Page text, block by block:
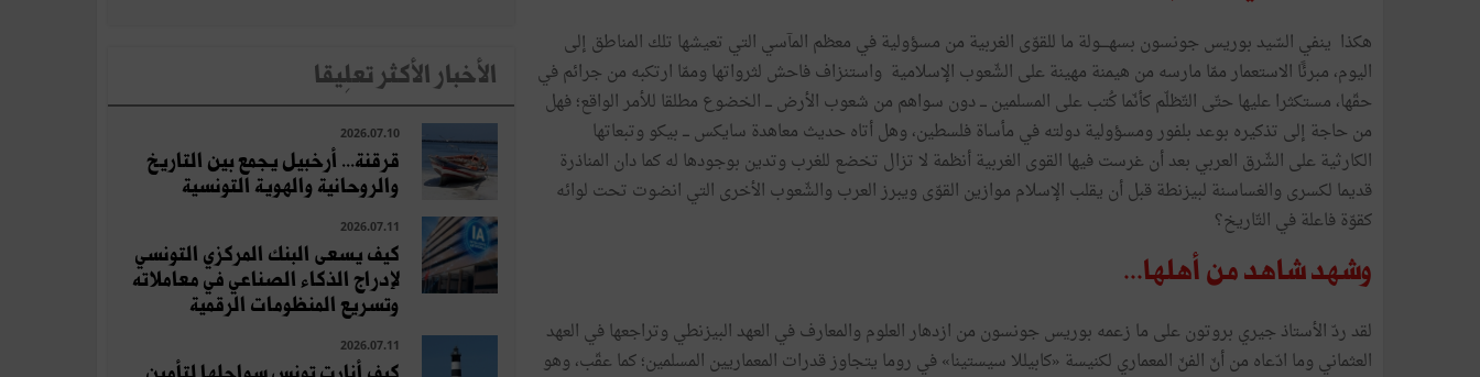
هكذا ينفي السّيد بوريس جونسون بسهــــولة ما للقوّى الغربية من مسؤولية في معظم المآسي التي تعيشها تلك المناطق إلى
اليوم، مبرئًا الاستعمار ممّا مارسه من هيمنة مهينة على الشّعوب الإسلامية واستنزاف فاحش لثرواتها وممّا ارتكبه من جرائم في
حقّها، مستكثرا عليها حتّى التّظلّم كأنّما كُتب على المسلمين ـــ دون سواهم من شعوب الأرض ـــ الخضوع مطلقا للأمر الواقع؛ فهل
من حاجة إلى تذكيره بوعد بلفور ومسؤولية دولته في مأساة فلسطين، وهل أتاه حديث معاهدة سايكس ـــ بيكو وتبعاتها
الكارثية على الشّرق العربي بعد أن غرست فيها القوى الغربية أنظمة لا تزال تخضع للغرب وتدين بوجودها له كما دان المناذرة
قديما لكسرى والغساسنة لبيزنطة قبل أن يقلب الإسلام موازين القوّى ويبرز العرب والشّعوب الأخرى التي انضوت تحت لوائه
كقوّة فاعلة في التّاريخ؟
وشهد شاهد من أهلها...
لقد ردّ الأستاذ جيري بروتون على ما زعمه بوريس جونسون من ازدهار العلوم والمعارف في العهد البيزنطي وتراجعها في العهد
العثماني وما ادّعاه من أنّ الفنّ المعماري لكنيسة «كابيللا سيستينا» في روما يتجاوز قدرات المعماريين المسلمين؛ كما عقّب، وهو
الأخبار الأكثر تعلِيقا
2026.07.10
قرقنة... أرخبيل يجمع بين التاريخ
والروحانية والهوية التونسية
2026.07.11
كيف يسعى البنك المركزي التونسي
لإدراج الذكاء الصناعي في معاملاته
وتسريع المنظومات الرقمية
2026.07.11